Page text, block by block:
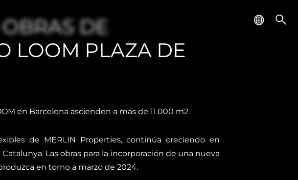
DE
LOOM PLAZA DE
en Barcelona ascienden a más de 11.000 m2.
de MERLIN Properties, continúa creciendo en
Las obras para la incorporación de una nueva
en torno a marzo de 2024.